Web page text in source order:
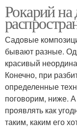
Рокарий
Садовые
бывают разные.
красивый
Конечно, при
определенные
поговорим, ниже.
проявлять как
таким, каким его